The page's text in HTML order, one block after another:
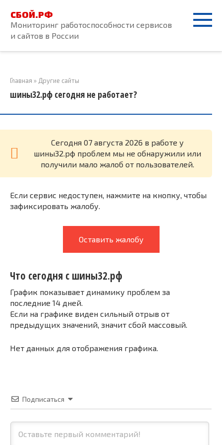
контенту
СБОЙ.РФ
Мониторинг работоспособности сервисов
и сайтов в России
Главная » Другие сайты
шины32.рф сегодня не работает?
Cегодня 07 августа 2026 в работе у
шины32.рф проблем мы не обнаружили или
получили мало жалоб от пользователей.
Если сервис недоступен, нажмите на кнопку, чтобы
зафиксировать жалобу.
Оставить жалобу
Что сегодня с шины32.рф
График показывает динамику проблем за
последние 14 дней.
Если на графике виден сильный отрыв от
предыдущих значений, значит сбой массовый.
Нет данных для отображения графика.
Подписаться